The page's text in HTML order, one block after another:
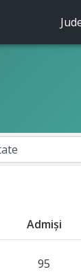
Admişi
95